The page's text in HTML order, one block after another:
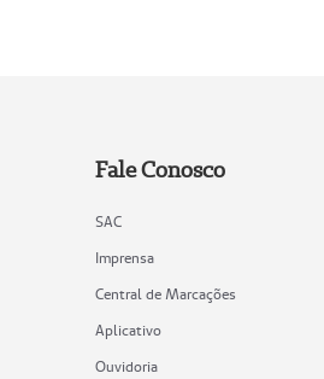
Fale Conosco
SAC
Imprensa
Central de Marcações
Aplicativo
Ouvidoria